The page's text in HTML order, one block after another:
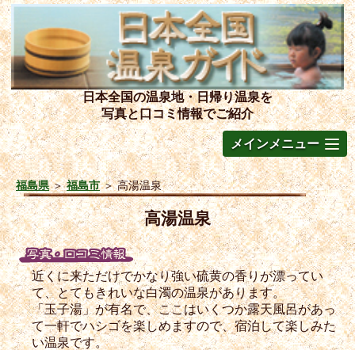
日本全国の温泉地・日帰り温泉を
写真と口コミ情報でご紹介
メインメニュー
福島県＞福島市＞高湯温泉
高湯温泉
近くに来ただけでかなり強い硫黄の香りが漂ってい
て、とてもきれいな白濁の温泉があります。
「玉子湯」が有名で、ここはいくつか露天風呂があっ
て一軒でハシゴを楽しめますので、宿泊して楽しみた
い温泉です。